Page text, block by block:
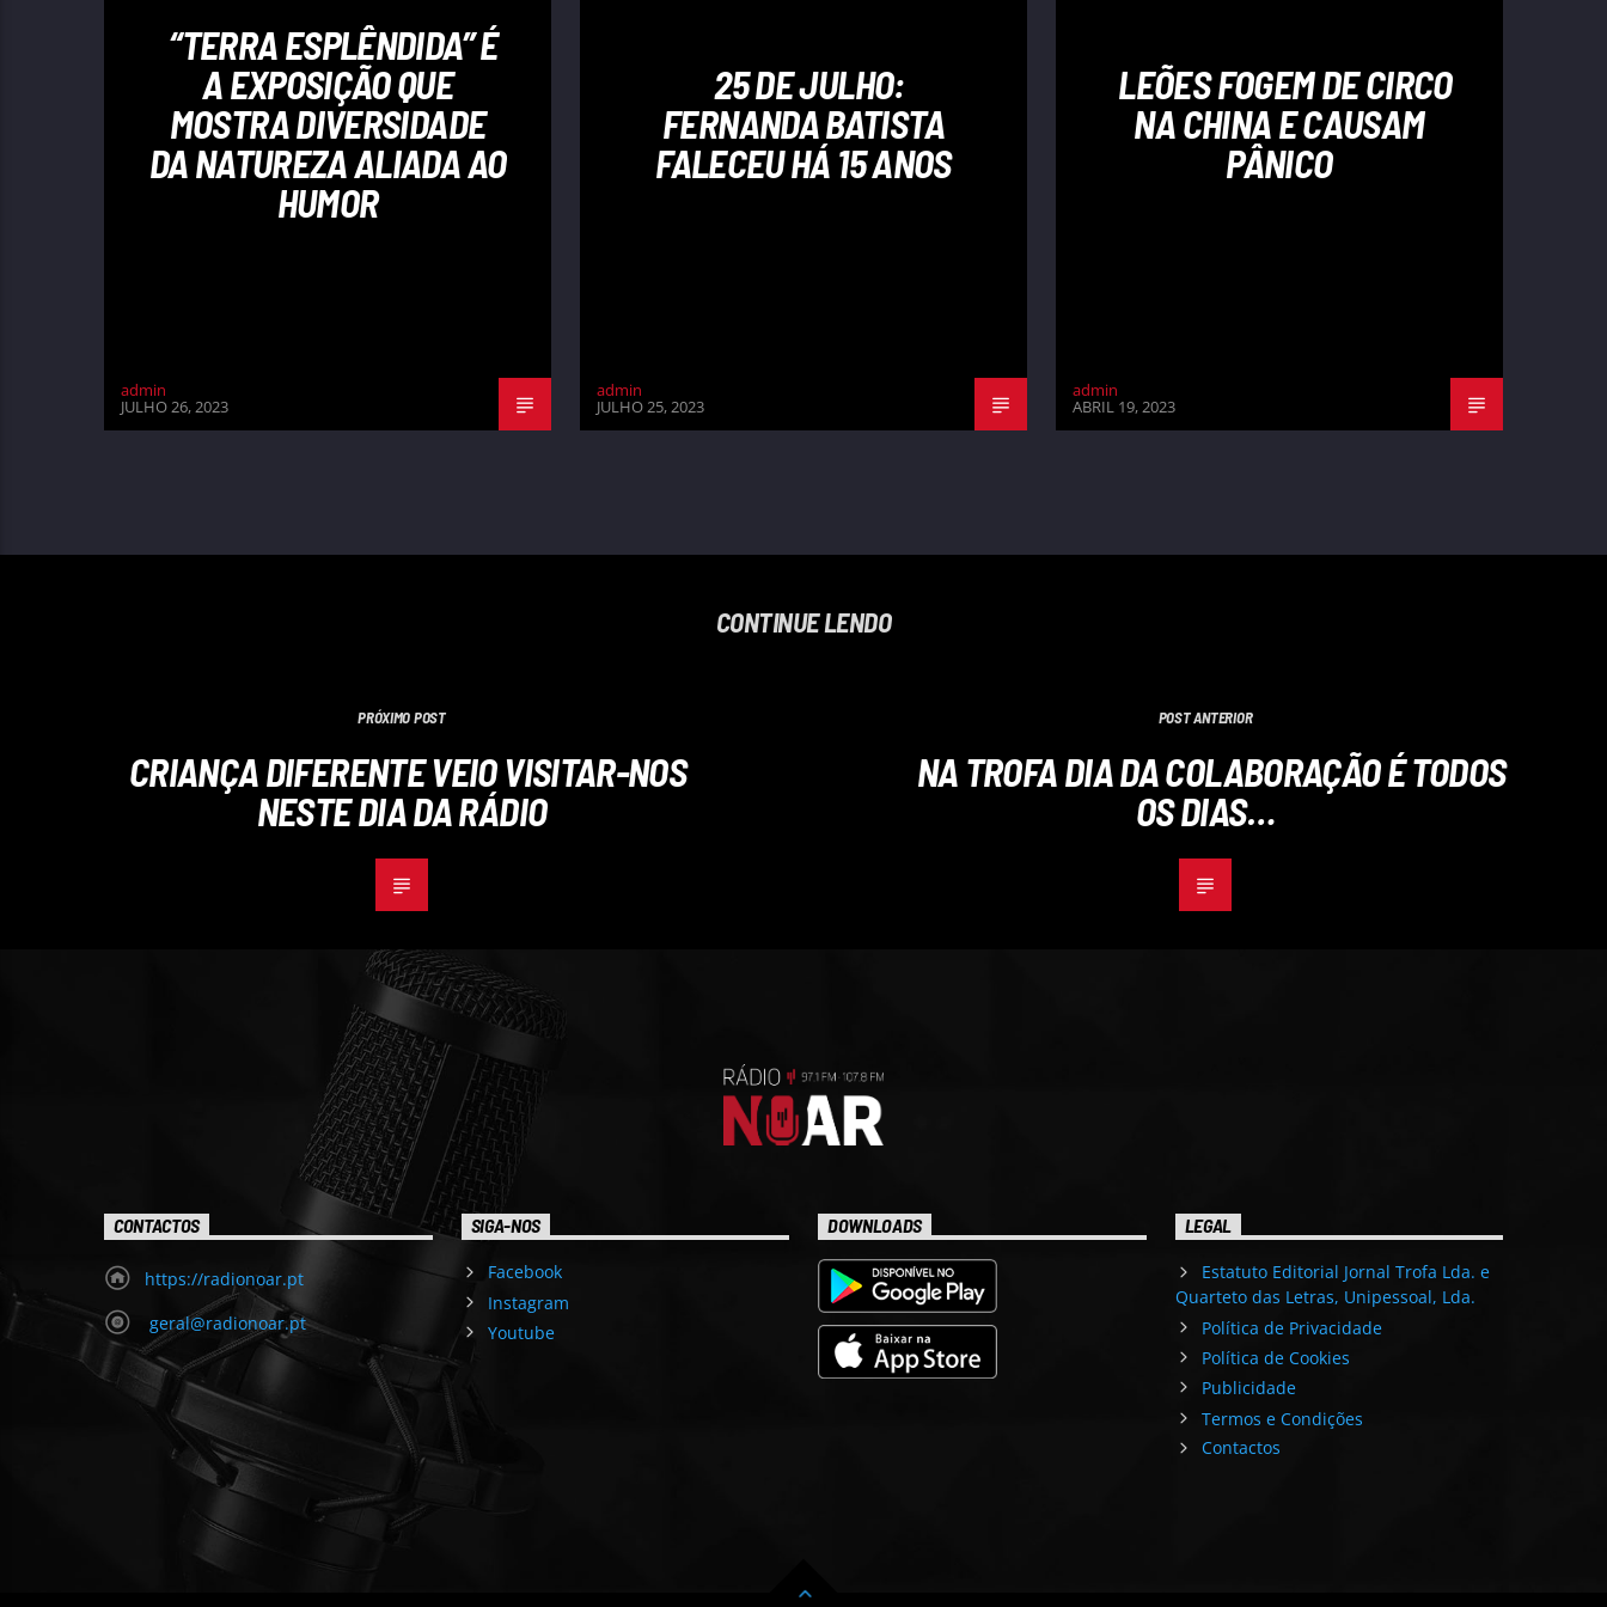
“TERRA ESPLÊNDIDA” É
A EXPOSIÇÃO QUE
MOSTRA DIVERSIDADE
DA NATUREZA ALIADA AO
HUMOR
admin
JULHO 26, 2023
25 DE JULHO:
FERNANDA BATISTA
FALECEU HÁ 15 ANOS
admin
JULHO 25, 2023
LEÕES FOGEM DE CIRCO
NA CHINA E CAUSAM
PÂNICO
admin
ABRIL 19, 2023
CONTINUE LENDO
PRÓXIMO POST
CRIANÇA DIFERENTE VEIO VISITAR-NOS
NESTE DIA DA RÁDIO
POST ANTERIOR
NA TROFA DIA DA COLABORAÇÃO É TODOS
OS DIAS…
CONTACTOS
https://radionoar.pt
geral@radionoar.pt
SIGA-NOS
Facebook
Instagram
Youtube
DOWNLOADS LEGAL
Estatuto Editorial Jornal Trofa Lda. e
Quarteto das Letras, Unipessoal, Lda.
Política de Privacidade
Política de Cookies
Publicidade
Termos e Condições
Contactos